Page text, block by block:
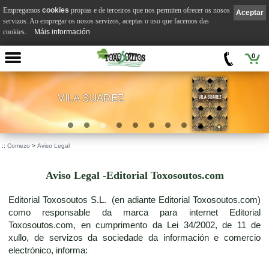
0
VILA SUÁREZ
:: Comezo > Aviso Legal
Aviso Legal -Editorial Toxosoutos.com
Editorial Toxosoutos S.L. (en adiante Editorial Toxosoutos.com)
como responsable da marca para internet Editorial
Toxosoutos.com, en cumprimento da Lei 34/2002, de 11 de
xullo, de servizos da sociedade da información e comercio
electrónico, informa:
Aceptar
Empregamos cookies propias e de terceiros que nos permiten ofrecer os nosos
servizos. Ao empregar os nosos servizos, aceptas o uso que facemos das
cookies.
Máis información